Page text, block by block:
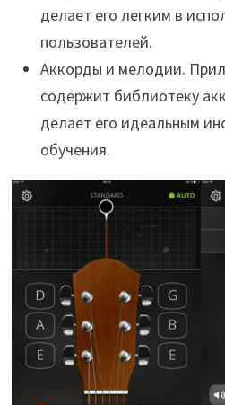
делает его легким в
пользователей.
Аккорды и мелодии.
содержит библиотеку
делает его идеальным
обучения.